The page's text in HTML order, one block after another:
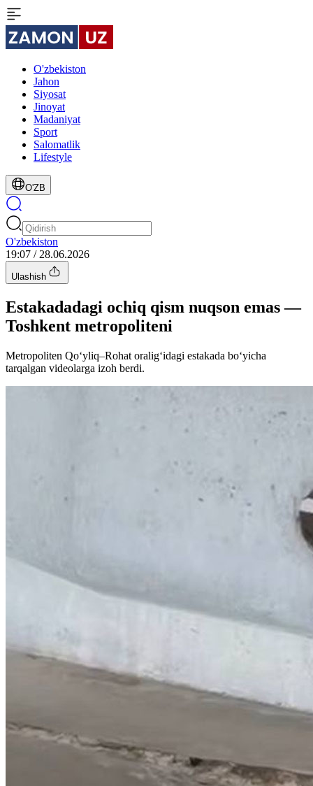
O'zbekiston
Jahon
Siyosat
Jinoyat
Madaniyat
Sport
Salomatlik
Lifestyle
O'ZB
O'zbekiston
19:07 / 28.06.2026
Ulashish
Estakadadagi ochiq qism nuqson emas —
Toshkent metropoliteni
Metropoliten Qo‘yliq–Rohat oralig‘idagi estakada bo‘yicha
tarqalgan videolarga izoh berdi.